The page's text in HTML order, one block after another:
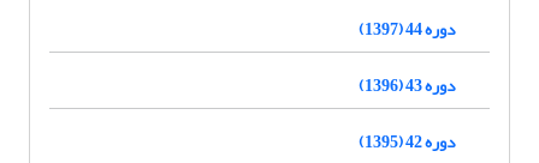
دوره 44 (1397)
دوره 43 (1396)
دوره 42 (1395)